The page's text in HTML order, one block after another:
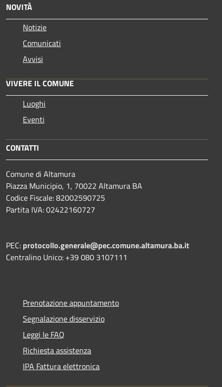
NOVITÀ
Notizie
Comunicati
Avvisi
VIVERE IL COMUNE
Luoghi
Eventi
CONTATTI
Comune di Altamura
Piazza Municipio, 1, 70022 Altamura BA
Codice Fiscale: 82002590725
Partita IVA: 02422160727
PEC: protocollo.generale@pec.comune.altamura.ba.it
Centralino Unico: +39 080 3107111
Prenotazione appuntamento
Segnalazione disservizio
Leggi le FAQ
Richiesta assistenza
IPA Fattura elettronica